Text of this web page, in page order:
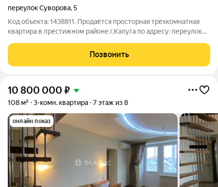
переулок Суворова,5
Код объекта: 1438811. Продаётся просторная трёхкомнатная
квартира в престижном районе г.Калуга по адресу: переулок
кирпично-монолитную конструкцию с вентилируемым
фасадом. Расположена на 8 этаже
Позвонить
10 800 000 ₽
108 м² 3-комн. квартира 7 этаж из 8
онлайн показ